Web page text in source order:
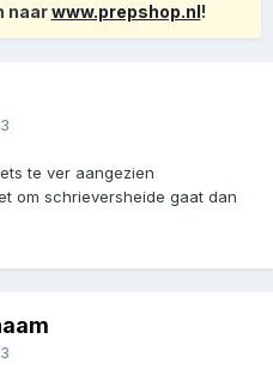
naarwww.prepshop.nl!
te ver aangezien
om schrieversheide gaat dan